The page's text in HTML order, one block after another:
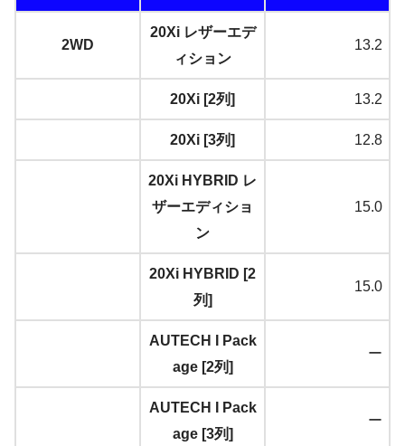
2WD
20Xi レザーエデ
ィション
13.2
20Xi [2列] 13.2
20Xi [3列] 12.8
20Xi HYBRID レ
ザーエディショ
ン
15.0
20Xi HYBRID [2
列]
15.0
AUTECH I Pack
age [2列]
ー
AUTECH I Pack
age [3列]
ー